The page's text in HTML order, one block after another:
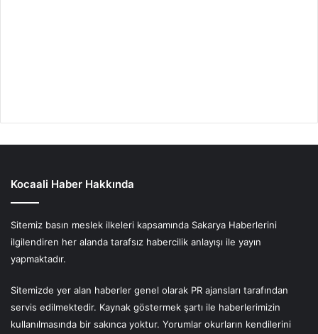
Kocaali Haber Hakkında
Sitemiz basın meslek ilkeleri kapsamında Sakarya Haberlerini
ilgilendiren her alanda tarafsız habercilik anlayışı ile yayın
yapmaktadır.
Sitemizde yer alan haberler genel olarak PR ajansları tarafından
servis edilmektedir. Kaynak göstermek şartı ile haberlerimizin
kullanılmasında bir sakınca yoktur. Yorumlar okurların kendilerini